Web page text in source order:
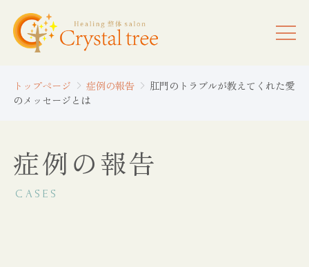
トップページ 症例の報告
肛門のトラブルが教えてくれた愛
のメッセージとは
症例の報告
CASES